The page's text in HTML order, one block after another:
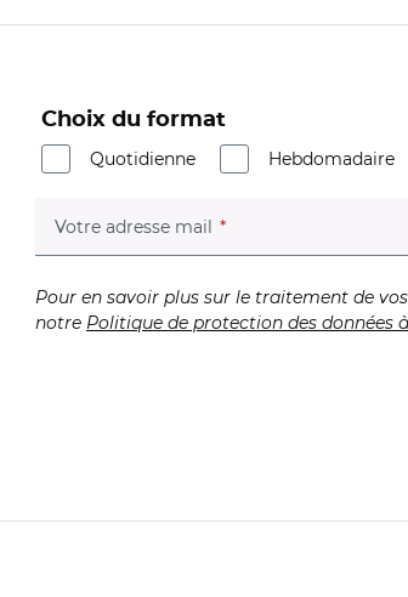
Choix du format
Quotidienne
Hebdomadaire
Votre adresse mail (champ obligatoire)
Pour en savoir plus sur le traitement de
notre Politique de protection des données